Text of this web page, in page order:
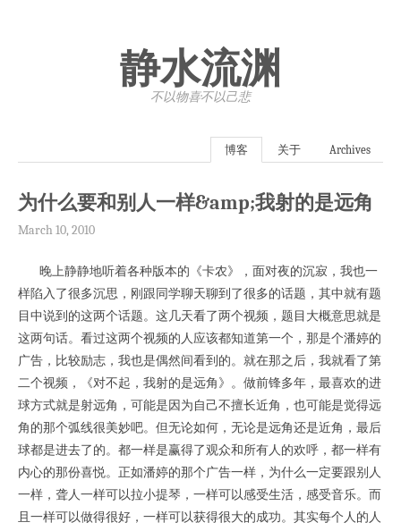
静水流渊
不以物喜·不以己悲
博客 关于 Archives
为什么要和别人一样&amp;我射的是远角
March 10, 2010
晚上静静地听着各种版本的《卡农》，面对夜的沉寂，我也一
样陷入了很多沉思，刚跟同学聊天聊到了很多的话题，其中就有题
目中说到的这两个话题。这几天看了两个视频，题目大概意思就是
这两句话。看过这两个视频的人应该都知道第一个，那是个潘婷的
广告，比较励志，我也是偶然间看到的。就在那之后，我就看了第
二个视频，《对不起，我射的是远角》。做前锋多年，最喜欢的进
球方式就是射远角，可能是因为自己不擅长近角，也可能是觉得远
角的那个弧线很美妙吧。但无论如何，无论是远角还是近角，最后
球都是进去了的。都一样是赢得了观众和所有人的欢呼，都一样有
内心的那份喜悦。正如潘婷的那个广告一样，为什么一定要跟别人
一样，聋人一样可以拉小提琴，一样可以感受生活，感受音乐。而
且一样可以做得很好，一样可以获得很大的成功。其实每个人的人